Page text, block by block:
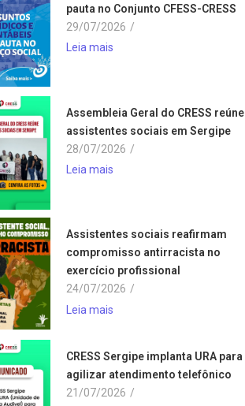
pauta no Conjunto CFESS-CRESS
29/07/2026 /
Leia mais
Assembleia Geral do CRESS reúne
assistentes sociais em Sergipe
28/07/2026 /
Leia mais
Assistentes sociais reafirmam
compromisso antirracista no
exercício profissional
24/07/2026 /
Leia mais
CRESS Sergipe implanta URA para
agilizar atendimento telefônico
21/07/2026 /